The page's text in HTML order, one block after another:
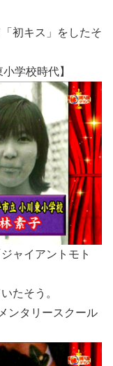
初キス」をしたそ
学校時代】
ャイアントモト
たそう。
ンタリースクール